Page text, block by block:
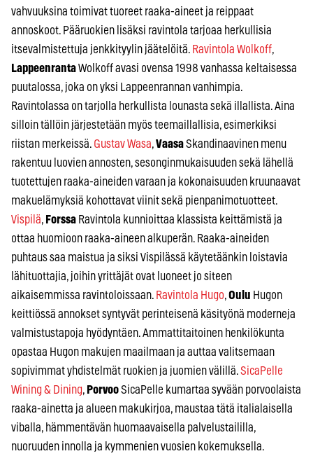
vahvuuksina toimivat tuoreet raaka-aineet ja reippaat
annoskoot. Pääruokien lisäksi ravintola tarjoaa herkullisia
itsevalmistettuja jenkkityylin jäätelöitä. Ravintola Wolkoff,
LappeenrantaWolkoff avasi ovensa 1998 vanhassa keltaisessa
puutalossa, joka on yksi Lappeenrannan vanhimpia.
Ravintolassa on tarjolla herkullista lounasta sekä illallista. Aina
silloin tällöin järjestetään myös teemaillallisia, esimerkiksi
riistan merkeissä. Gustav Wasa,VaasaSkandinaavinen menu
rakentuu luovien annosten, sesonginmukaisuuden sekä lähellä
tuotettujen raaka-aineiden varaan ja kokonaisuuden kruunaavat
makuelämyksiä kohottavat viinit sekä pienpanimotuotteet.
Vispilä, Forssa Ravintola kunnioittaa klassista keittämistä ja
ottaa huomioon raaka-aineen alkuperän. Raaka-aineiden
puhtaus saa maistua ja siksi Vispilässä käytetäänkin loistavia
lähituottajia, joihin yrittäjät ovat luoneet jo siteen
aikaisemmissa ravintoloissaan. Ravintola Hugo,Oulu Hugon
keittiössä annokset syntyvät perinteisenä käsityönä moderneja
valmistustapoja hyödyntäen. Ammattitaitoinen henkilökunta
opastaa Hugon makujen maailmaan ja auttaa valitsemaan
sopivimmat yhdistelmät ruokien ja juomien välillä.SicaPelle
Wining & Dining, PorvooSicaPelle kumartaa syvään porvoolaista
raaka-ainetta ja alueen makukirjoa, maustaa tätä italialaisella
viballa, hämmentävän huomaavaisella palvelustaililla,
nuoruuden innolla ja kymmenien vuosien kokemuksella.